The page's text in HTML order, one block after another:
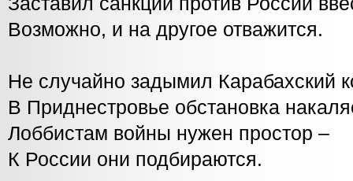
Возможно, и на другое отважится.
Не случайно задымил Карабахский
В Приднестровье обстановка
Лоббистам войны нужен простор –
К России они подбираются.